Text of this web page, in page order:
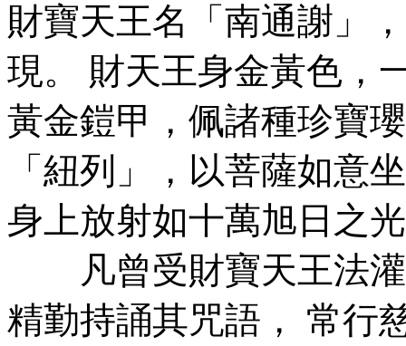
財寶天王名「南通謝」
現。 財天王身金黃色，
黃金鎧甲，佩諸種珍寶
「紐列」，以菩薩如意
身上放射如十萬旭日之
凡曾受財寶天王法灌
精勤持誦其咒語， 常行